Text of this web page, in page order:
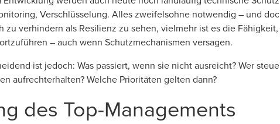
Verschlüsselung. Alles zweifelsohne notwendig – und
verhindern als Resilienz zu sehen, vielmehr ist es die
– auch wenn Schutzmechanismen versagen.
ist jedoch: Was passiert, wenn sie nicht ausreicht? Wer
aufrechterhalten? Welche Prioritäten gelten dann?
des Top-Managements